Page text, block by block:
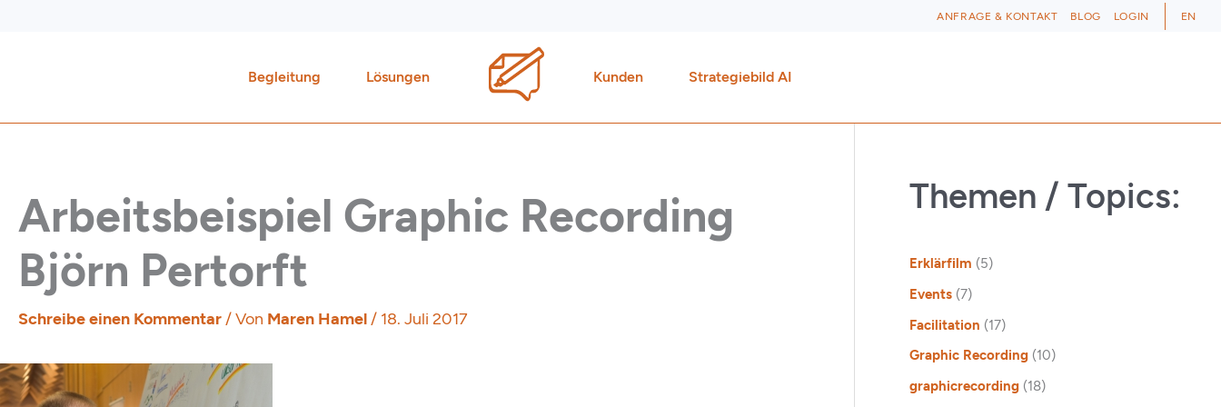
ANFRAGE & KONTAKT BLOG LOGIN EN
Begleitung Lösungen Kunden Strategiebild AI
Arbeitsbeispiel Graphic Recording
Björn Pertorft
Schreibe einen Kommentar/ Von Maren Hamel/ 18. Juli 2017
Themen / Topics:
Erklärfilm (5)
Events(7)
Facilitation (17)
Graphic Recording(10)
graphicrecording(18)